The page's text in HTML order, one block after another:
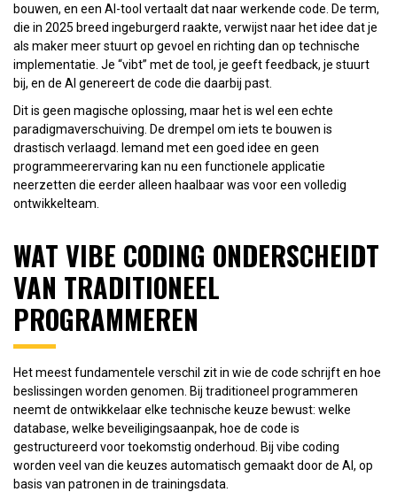
bouwen, en een AI-tool vertaalt dat naar werkende code. De term,
die in 2025 breed ingeburgerd raakte, verwijst naar het idee dat je
als maker meer stuurt op gevoel en richting dan op technische
implementatie. Je “vibt” met de tool, je geeft feedback, je stuurt
bij, en de AI genereert de code die daarbij past.
Dit is geen magische oplossing, maar het is wel een echte
paradigmaverschuiving. De drempel om iets te bouwen is
drastisch verlaagd. Iemand met een goed idee en geen
programmeerervaring kan nu een functionele applicatie
neerzetten die eerder alleen haalbaar was voor een volledig
ontwikkelteam.
WAT VIBE CODING ONDERSCHEIDT
VAN TRADITIONEEL
PROGRAMMEREN
Het meest fundamentele verschil zit in wie de code schrijft en hoe
beslissingen worden genomen. Bij traditioneel programmeren
neemt de ontwikkelaar elke technische keuze bewust: welke
database, welke beveiligingsaanpak, hoe de code is
gestructureerd voor toekomstig onderhoud. Bij vibe coding
worden veel van die keuzes automatisch gemaakt door de AI, op
basis van patronen in de trainingsdata.